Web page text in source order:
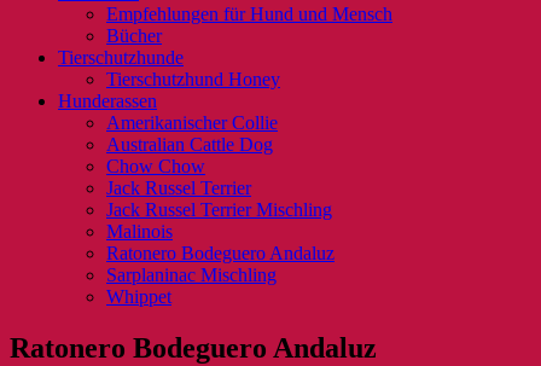
Empfehlungen für Hund und Mensch
Bücher
Tierschutzhunde
Tierschutzhund Honey
Hunderassen
Amerikanischer Collie
Australian Cattle Dog
Chow Chow
Jack Russel Terrier
Jack Russel Terrier Mischling
Malinois
Ratonero Bodeguero Andaluz
Sarplaninac Mischling
Whippet
Ratonero Bodeguero Andaluz